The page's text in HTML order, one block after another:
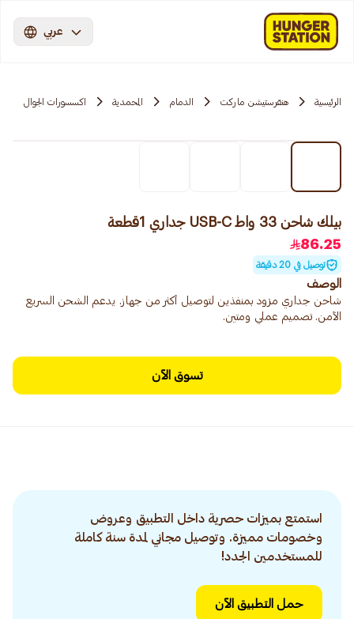
عربي
الرئيسية هنقرستيشن ماركت الدمام المحمدية اكسسورات الجوال
بيلك شاحن 33 واط USB-C جداري 1قطعة
86.25
توصيل في 20 دقيقة
الوصف
شاحن جداري مزود بمنفذين لتوصيل أكثر من جهاز. يدعم الشحن السريع
الآمن. تصميم عملي ومتين.
تسوق الآن
استمتع بميزات حصرية داخل التطبيق وعروض
وخصومات مميزة. وتوصيل مجاني لمدة سنة كاملة
للمستخدمين الجدد!
حمل التطبيق الآن